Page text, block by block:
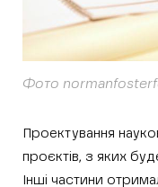
Фото
Проектування
проєктів, з яких
Інші частини